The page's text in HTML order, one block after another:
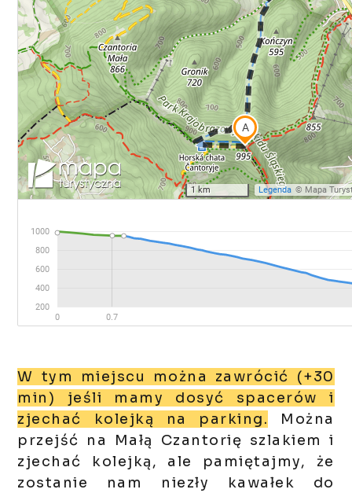
W tym miejscu można zawrócić (+30
min) jeśli mamy dosyć spacerów i
zjechać kolejką na parking.
Można
przejść na Małą Czantorię szlakiem i
zjechać kolejką, ale pamiętajmy, że
zostanie nam niezły kawałek do